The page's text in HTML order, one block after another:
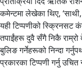
कमेन्टमा लेखेका थिए,
यही टिप्पणीको स्क्रिनसट
तपाईंहरू दुवै सँगै निकै
बुलिङ गर्नेहरूको निन्दा
प्रकारका टिप्पणी गर्नु